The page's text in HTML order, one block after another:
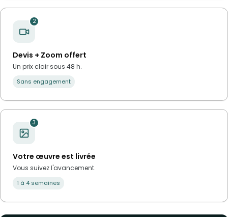
2
Devis + Zoom offert
Un prix clair sous 48 h.
Sans engagement
3
Votre œuvre est livrée
Vous suivez l'avancement.
1 à 4 semaines